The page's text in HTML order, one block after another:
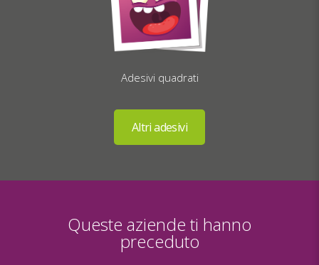
Adesivi quadrati
Queste aziende ti hanno
preceduto